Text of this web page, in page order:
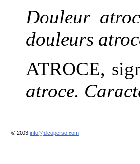
Douleur
douleurs
ATROCE,
atroce.
© 2003 info@dicoperso.com